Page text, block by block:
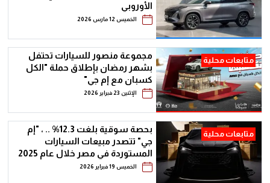
الأوروبي
الخميس 12 مارس 2026
متابعات محلية
مجموعة منصور للسيارات تحتفل
بشهر رمضان بإطلاق حملة "الكل
كسبان مع إم جي"
الإثنين 23 فبراير 2026
متابعات محلية
بحصة سوقية بلغت 12.3% .. ، "إم
جي" تتصدر مبيعات السيارات
المستوردة في مصر خلال عام 2025
الخميس 19 فبراير 2026